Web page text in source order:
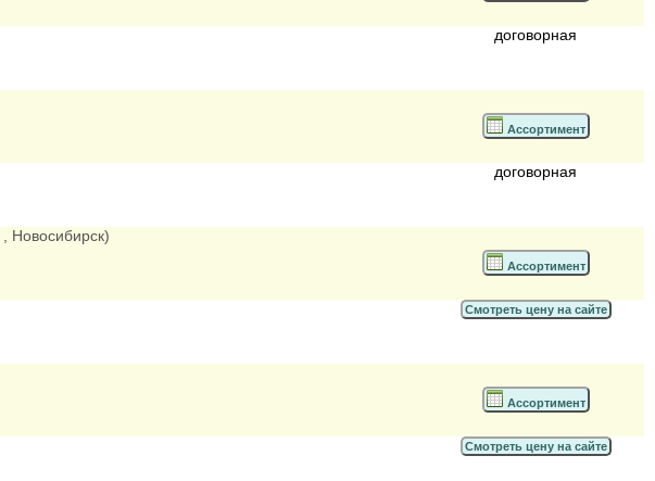
договорная
Ассортимент
договорная
, Новосибирск)
Ассортимент
Смотреть цену на сайте
Ассортимент
Смотреть цену на сайте